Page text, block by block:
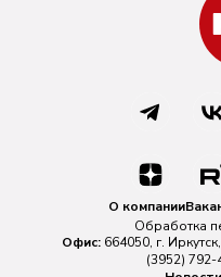
О компании
Обработка
Офис: 664050, г.
(3952) 792-